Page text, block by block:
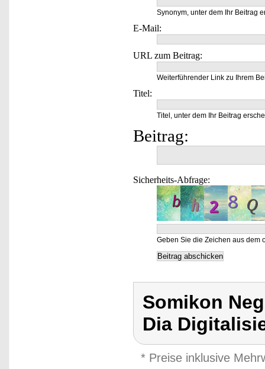
Synonym, unter dem Ihr Beitrag
E-Mail:
URL zum Beitrag:
Weiterführender Link zu Ihrem
Titel:
Titel, unter dem Ihr Beitrag
Beitrag:
Sicherheits-Abfrage:
Geben Sie die Zeichen aus dem
Somikon
Dia
* Preise inklusive